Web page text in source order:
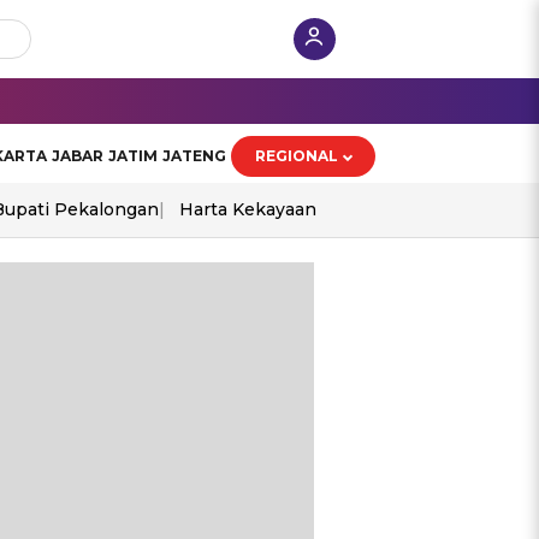
JABAR JATIM JATENG REGIONAL
Pekalongan Harta Kekayaan